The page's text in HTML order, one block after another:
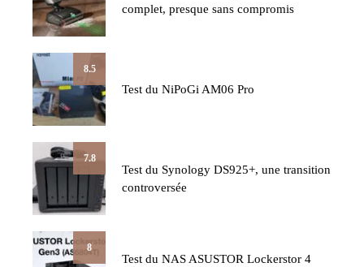
complet, presque sans compromis
8.5
Test du NiPoGi AM06 Pro
7.8
Test du Synology DS925+, une transition
controversée
8
Test du NAS ASUSTOR Lockerstor 4